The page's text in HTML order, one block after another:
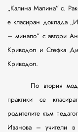
„Калина Малина” с.
е класиран доклада
– минало” с автори
Криводол и Стефка
Криводол.
По втория
практики се
родителите към
Иванова – учители